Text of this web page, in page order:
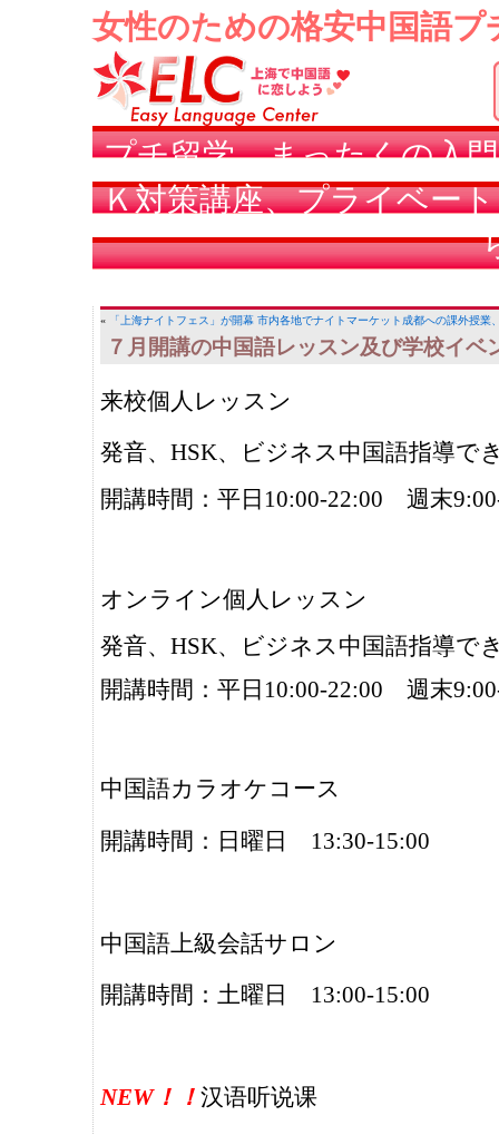
女性のための格安中国語
プチ留学、まったくの入
Ｋ対策講座、プライベー
« 「上海ナイトフェス」が開幕 市内各地でナイトマーケット 成都への課外授業
７月開講の中国語レッスン及び学校イベ
来校個人レッスン
発音、HSK、ビジネス中国語指導で
開講時間：平日10:00-22:00 週末
オンライン個人レッスン
発音、HSK、ビジネス中国語指導で
開講時間：平日10:00-22:00 週末
中国語カラオケコース
開講時間：日曜日 13:30-15:00
中国語上級会話サロン
開講時間：土曜日 13:00-15:00
NEW！！ 汉语听说课